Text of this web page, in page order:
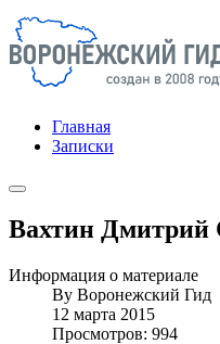
Главная
Записки
Вахтин Дмитрий
Информация о материале
By Воронежский Гид
12 марта 2015
Просмотров: 994